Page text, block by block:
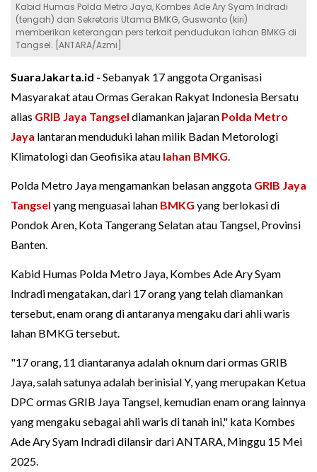
Kabid Humas Polda Metro Jaya, Kombes Ade Ary Syam Indradi
(tengah) dan Sekretaris Utama BMKG, Guswanto (kiri)
memberikan keterangan pers terkait pendudukan lahan BMKG di
Tangsel. [ANTARA/Azmi]
SuaraJakarta.id - Sebanyak 17 anggota Organisasi
Masyarakat atau Ormas Gerakan Rakyat Indonesia Bersatu
alias GRIB Jaya Tangsel diamankan jajaran Polda Metro
Jaya lantaran menduduki lahan milik Badan Metorologi
Klimatologi dan Geofisika atau lahan BMKG.
Polda Metro Jaya mengamankan belasan anggota GRIB Jaya
Tangsel yang menguasai lahan BMKG yang berlokasi di
Pondok Aren, Kota Tangerang Selatan atau Tangsel, Provinsi
Banten.
Kabid Humas Polda Metro Jaya, Kombes Ade Ary Syam
Indradi mengatakan, dari 17 orang yang telah diamankan
tersebut, enam orang di antaranya mengaku dari ahli waris
lahan BMKG tersebut.
"17 orang, 11 diantaranya adalah oknum dari ormas GRIB
Jaya, salah satunya adalah berinisial Y, yang merupakan Ketua
DPC ormas GRIB Jaya Tangsel, kemudian enam orang lainnya
yang mengaku sebagai ahli waris di tanah ini," kata Kombes
Ade Ary Syam Indradi dilansir dari ANTARA, Minggu 15 Mei
2025.